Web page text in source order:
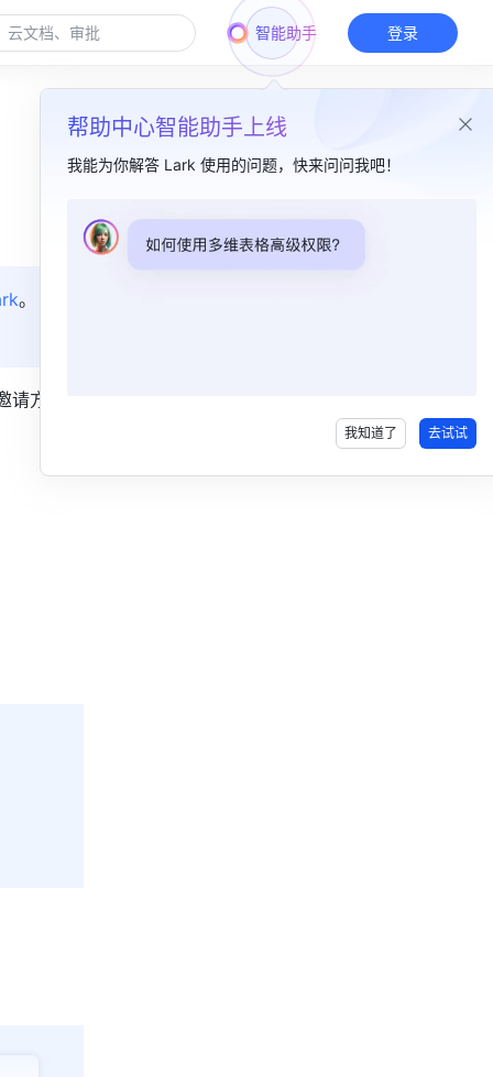
智能助手
帮助中心智能助手上线
我能为你解答 Lark 使用的问题，快来问问我吧！
我知道了 去试试
登录
。
方式，
本篇目录